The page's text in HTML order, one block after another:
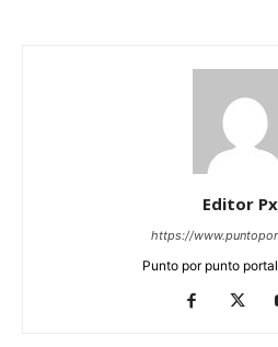
Editor
https://
Punto por punto